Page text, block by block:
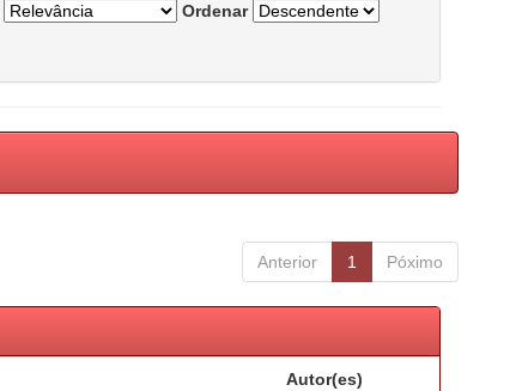
Ordenar
Anterior 1 Póximo
Autor(es)